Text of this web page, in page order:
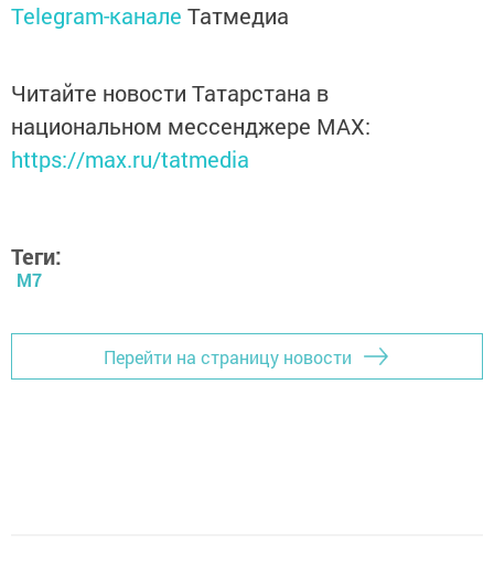
Telegram-канале Татмедиа
Читайте новости Татарстана в
национальном мессенджере MАХ:
https://max.ru/tatmedia
Теги:
М7
Перейти на страницу новости